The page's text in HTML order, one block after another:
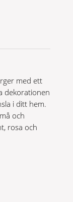
med ett
dekorationen
i ditt hem.
och
rosa och